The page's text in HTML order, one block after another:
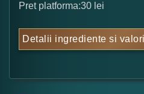
Pret platforma:30 lei
Detalii ingrediente si